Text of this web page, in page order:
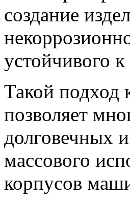
создание
устойчивого
Такой подход
позволяет
долговечных
массового
корпусов